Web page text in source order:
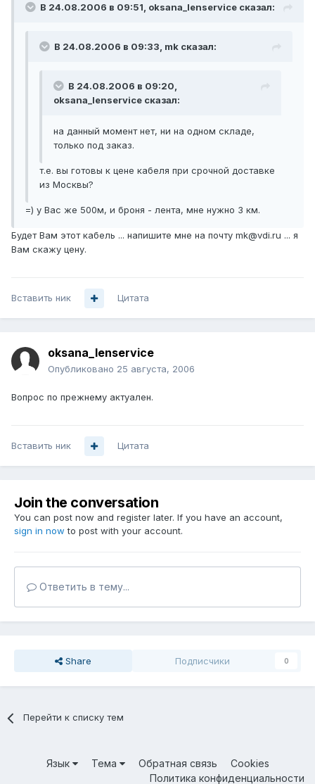
В 24.08.2006 в 09:51, oksana_lenservice сказал:
В 24.08.2006 в 09:33, mk сказал:
В 24.08.2006 в 09:20,
oksana_lenservice сказал:
на данный момент нет, ни на одном складе,
только под заказ.
т.е. вы готовы к цене кабеля при срочной доставке
из Москвы?
=) у Вас же 500м, и броня - лента, мне нужно 3 км.
Будет Вам этот кабель ... напишите мне на почту mk@vdi.ru ... я
Вам скажу цену.
Вставить ник Цитата
oksana_lenservice
Опубликовано 25 августа, 2006
Вопрос по прежнему актуален.
Вставить ник Цитата
Join the conversation
You can post now and register later. If you have an account,
sign in now to post with your account.
Ответить в тему...
Share Подписчики 0
Перейти к списку тем
Язык Тема Обратная связь
Cookies
Политика конфиденциальности